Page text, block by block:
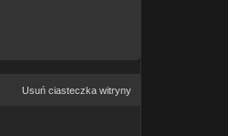
Usuń ciasteczka witryny